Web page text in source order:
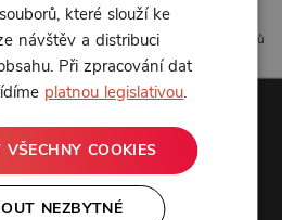
0 líbí 0 komentářů
které slouží ke
návštěv a distribuci
Při zpracování dat
platnou legislativou.
VŠECHNY COOKIES
NEZBYTNÉ